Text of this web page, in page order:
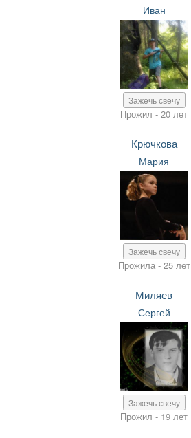
Иван
Зажечь свечу
Прожил - 20 лет
Крючкова
Мария
Зажечь свечу
Прожила - 25 лет
Миляев
Сергей
Зажечь свечу
Прожил - 19 лет